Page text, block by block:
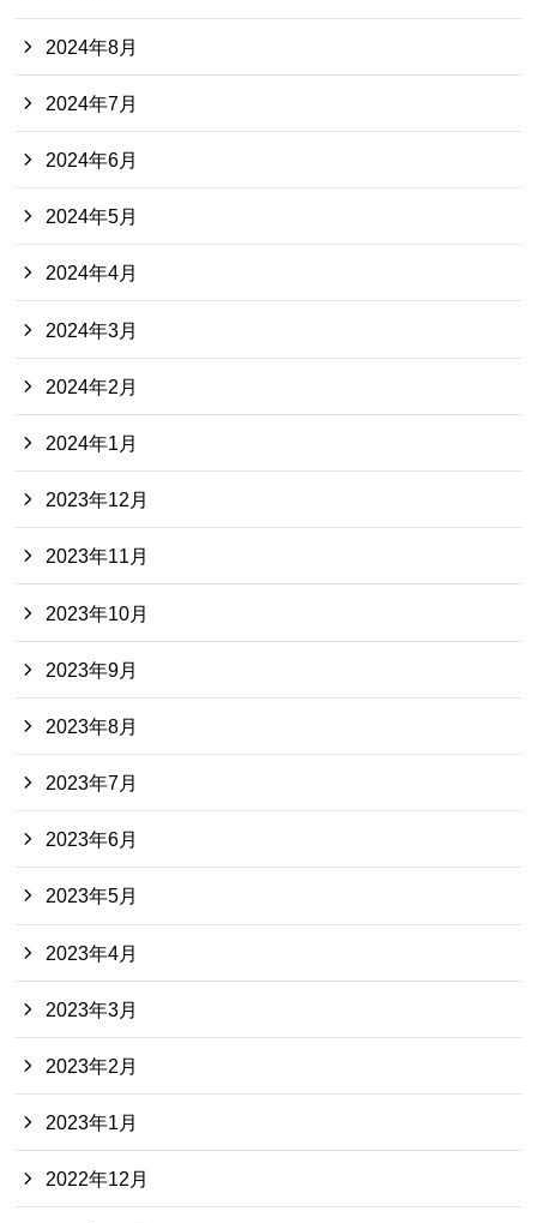
2024年8月
2024年7月
2024年6月
2024年5月
2024年4月
2024年3月
2024年2月
2024年1月
2023年12月
2023年11月
2023年10月
2023年9月
2023年8月
2023年7月
2023年6月
2023年5月
2023年4月
2023年3月
2023年2月
2023年1月
2022年12月